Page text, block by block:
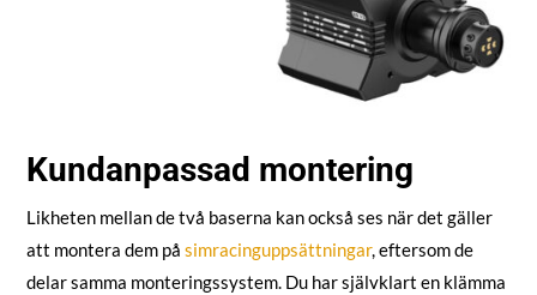
Kundanpassad montering
Likheten mellan de två baserna kan också ses när det gäller
att montera dem på simracinguppsättningar, eftersom de
delar samma monteringssystem. Du har självklart en klämma